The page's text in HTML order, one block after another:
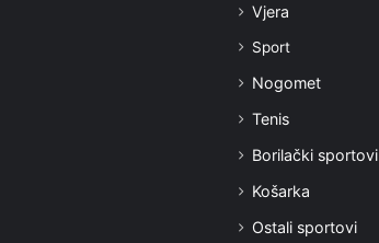
Vjera
Sport
Nogomet
Tenis
Borilački sportovi
Košarka
Ostali sportovi